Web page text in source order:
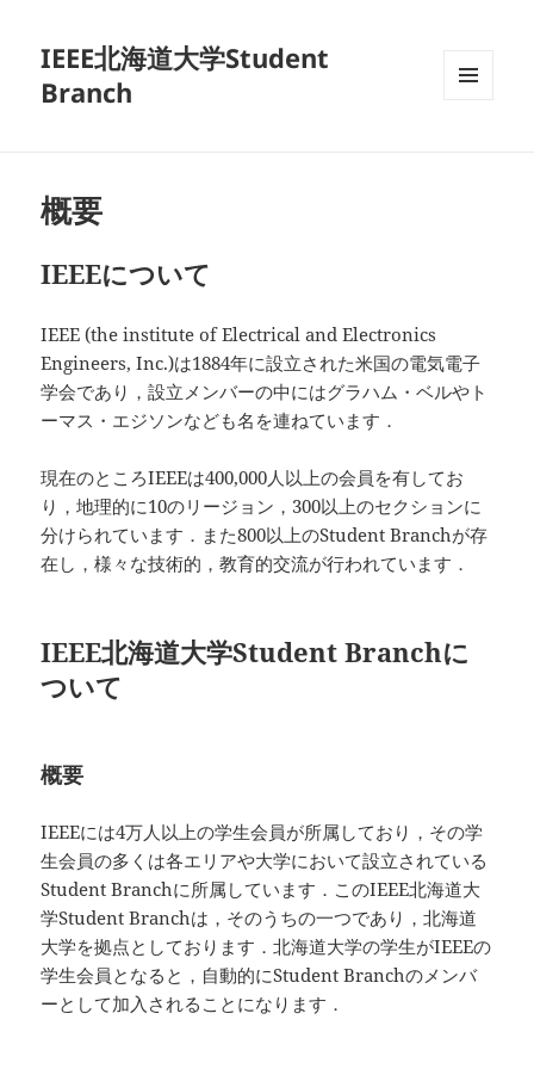
IEEE北海道大学Student
Branch
概要
IEEEについて
IEEE (the institute of Electrical and Electronics
Engineers, Inc.)は1884年に設立された米国の電気電子
学会であり，設立メンバーの中にはグラハム・ベルやト
ーマス・エジソンなども名を連ねています．
現在のところIEEEは400,000人以上の会員を有してお
り，地理的に10のリージョン，300以上のセクションに
分けられています．また800以上のStudent Branchが存
在し，様々な技術的，教育的交流が行われています．
IEEE北海道大学Student Branchに
ついて
概要
IEEEには4万人以上の学生会員が所属しており，その学
生会員の多くは各エリアや大学において設立されている
Student Branchに所属しています．このIEEE北海道大
学Student Branchは，そのうちの一つであり，北海道
大学を拠点としております．北海道大学の学生がIEEEの
学生会員となると，自動的にStudent Branchのメンバ
ーとして加入されることになります．